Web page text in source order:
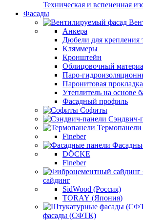
Техническая и вспененная
Фасады
Анкера
Дюбели для крепления
Кляммеры
Кронштейн
Облицовочный
Паро-
Паронитовая прокладка
Утеплитель на основе
Фасадный профиль
Софиты
Сэндвич-
Термопанели
Fineber
DÖCKE
Fineber
сайдинг
SidWood (Россия)
TORAY (Япония)
фасады (СФТК)